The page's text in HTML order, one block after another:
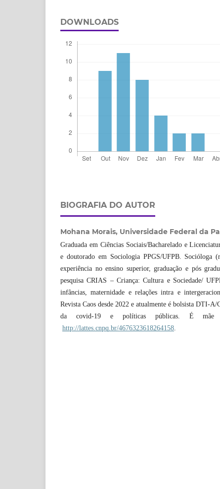
DOWNLOADS
BIOGRAFIA DO AUTOR
Mohana Morais, Universidade Federal da
Graduada em Ciências Sociais/Bacharelado e
e doutorado em Sociologia PPGS/UFPB. Socióloga
experiência no ensino superior, graduação e pós
pesquisa CRIAS – Criança: Cultura e Sociedade/
infâncias, maternidade e relações intra e
Revista Caos desde 2022 e atualmente é bolsista DTI-A/
da covid-19 e políticas públicas. É
http://lattes.cnpq.br/4676323618264158.